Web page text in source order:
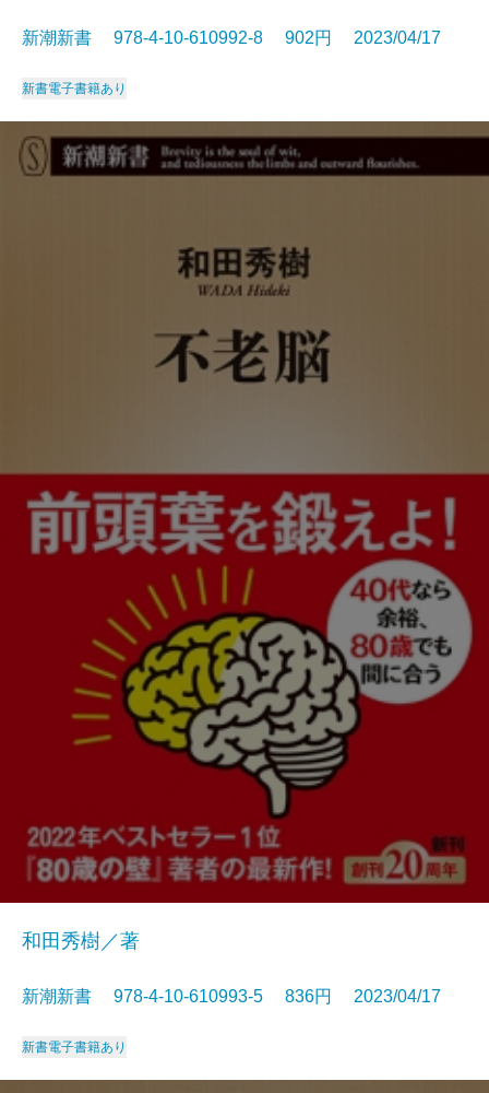
新潮新書 978-4-10-610992-8 902円 2023/04/17
新書電子書籍あり
和田秀樹／著
新潮新書 978-4-10-610993-5 836円 2023/04/17
新書電子書籍あり